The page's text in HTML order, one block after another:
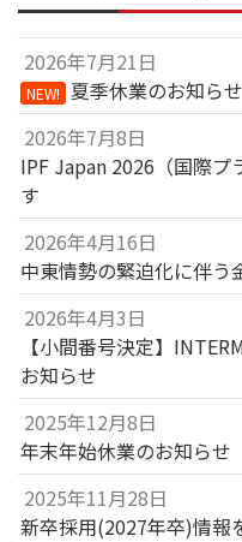
2026年7月21日
NEW!
夏季休業のお知らせ
2026年7月8日
IPF Japan 2026（国際プ
す
2026年4月16日
中東情勢の緊迫化に伴う
2026年4月3日
【小間番号決定】
お知らせ
2025年12月8日
年末年始休業のお知らせ
2025年11月28日
新卒採用(2027年卒)情報